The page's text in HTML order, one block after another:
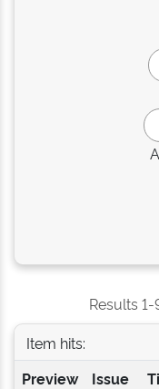
Results
Item hits:
Preview
Issue